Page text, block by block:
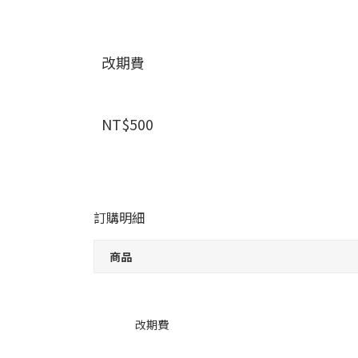
改期費
NT$500
訂購明細
商品
改期費